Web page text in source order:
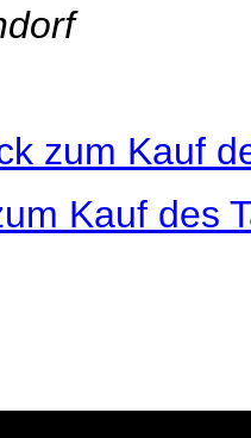
zum Kauf
Kauf des